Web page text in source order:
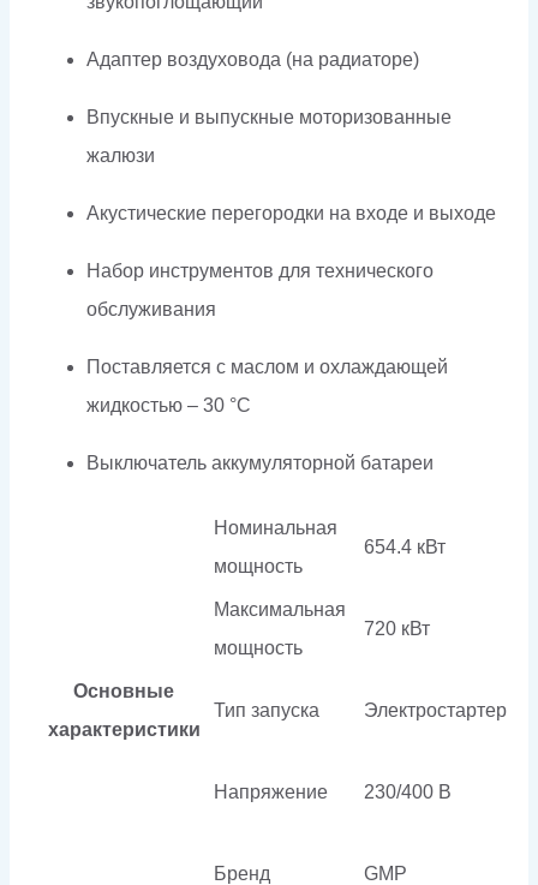
Адаптер воздуховода (на радиаторе)
Впускные и выпускные моторизованные
жалюзи
Акустические перегородки на входе и выходе
Набор инструментов для технического
обслуживания
Поставляется с маслом и охлаждающей
жидкостью – 30 °C
Выключатель аккумуляторной батареи
Основные
характеристики
Номинальная
мощность
654.4 кВт
Максимальная
мощность
720 кВт
Тип запуска Электростартер
Напряжение 230/400 В
Бренд GMP